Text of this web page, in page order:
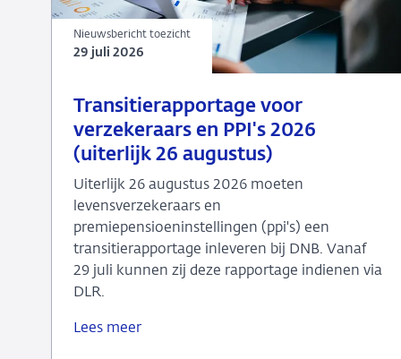
Transitierapportage voor
verzekeraars en PPI's 2026
(uiterlijk 26 augustus)
29
2026
Nieuwsbericht
toezicht
Uiterlijk 26 augustus 2026 moeten
levensverzekeraars en
premiepensioeninstellingen (ppi's) een
transitierapportage inleveren bij DNB. Vanaf
29 juli kunnen zij deze rapportage indienen via
DLR.
Lees meerTransitierapportage
Nieuwsbericht toezicht
29 juli 2026